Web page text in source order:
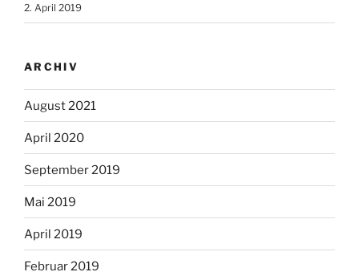
2. April 2019
ARCHIV
August 2021
April 2020
September 2019
Mai 2019
April 2019
Februar 2019